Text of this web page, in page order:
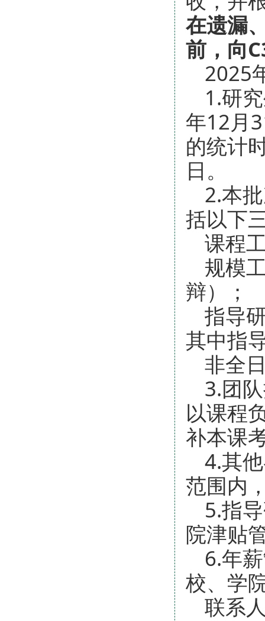
在遗漏
前，向
2025
1.研
年12月
的统计
日。
2.本
括以下
课程
规模
辩）；
指导
其中指
非全
3.团
以课程
补本课
4.其
范围内
5.指
院津贴
6.年
校、学
联系